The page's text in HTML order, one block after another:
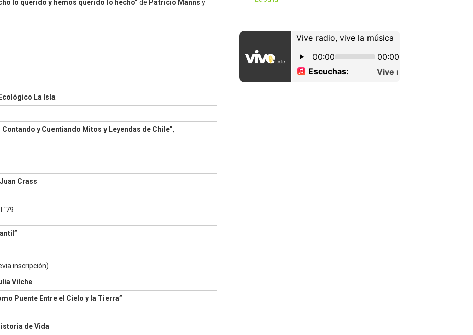
lo querido y hemos querido lo hecho” de Patricio Manns y
La Isla
Contando y Cuentiando Mitos y Leyendas de Chile”,
Crass
`79
inscripción)
Vilche
Puente Entre el Cielo y la Tierra”
de Vida